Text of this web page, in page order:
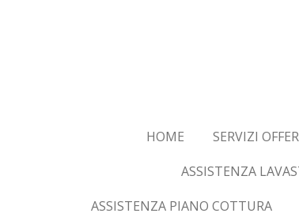
HOME SERVIZI
ASSISTENZA
ASSISTENZA PIANO COTTURA